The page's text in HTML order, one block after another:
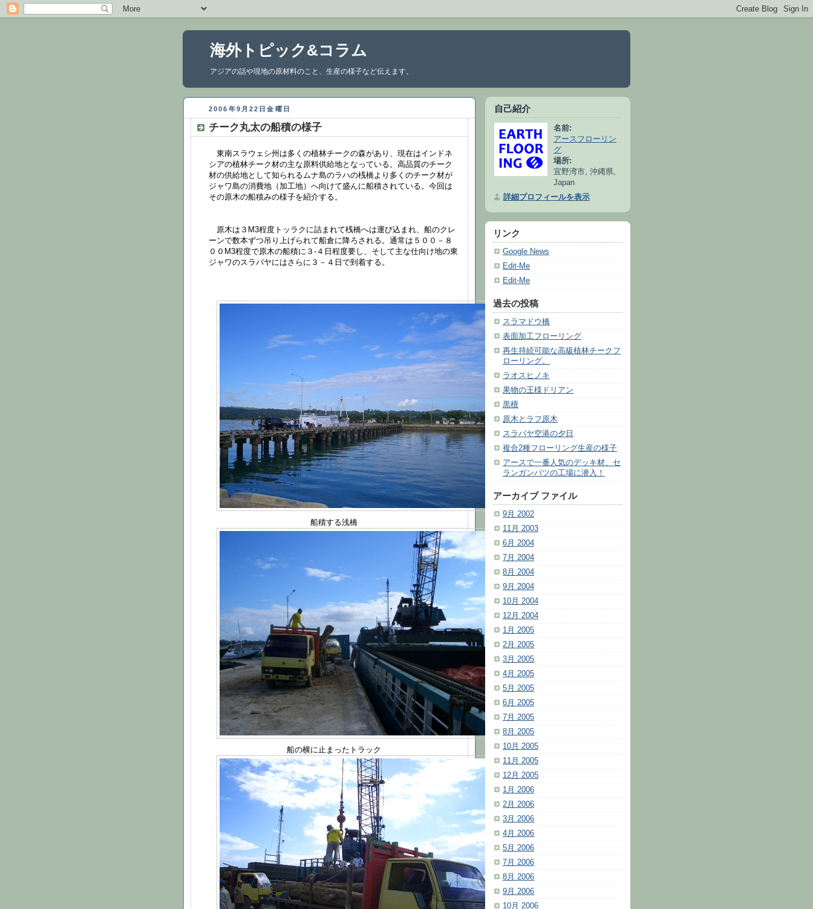
海外トピック&コラム
アジアの話や現地の原材料のこと、生産の様子など伝えます。
2006年9月22日金曜日
チーク丸太の船積の様子
東南スラウェシ州は多くの植林チークの森があり、現在はインドネ
シアの植林チーク材の主な原料供給地となっている。高品質のチーク
材の供給地として知られるムナ島のラハの桟橋より多くのチーク材が
ジャワ島の消費地（加工地）へ向けて盛んに船積されている。今回は
その原木の船積みの様子を紹介する。
原木は３M3程度トッラクに詰まれて桟橋へは運び込まれ、船のクレ
ーンで数本ずつ吊り上げられて船倉に降ろされる。通常は５００－８
００M3程度で原木の船積に３-４日程度要し、そして主な仕向け地の東
ジャワのスラバヤにはさらに３－４日で到着する。
船積する浅橋
船の横に止まったトラック
自己紹介
名前:
アースフローリン
グ
場所:
宜野湾市, 沖縄県,
Japan
詳細プロフィールを表示
リンク
Google News
Edit-Me
Edit-Me
過去の投稿
スラマドウ橋
表面加工フローリング
再生持続可能な高級植林チークフ
ローリング。
ラオスヒノキ
果物の王様ドリアン
黒檀
原木とラフ原木
スラバヤ空港の夕日
複合2種フローリング生産の様子
アースで一番人気のデッキ材、セ
ランガンバツの工場に潜入！
アーカイブ ファイル
9月 2002
11月 2003
6月 2004
7月 2004
8月 2004
9月 2004
10月 2004
12月 2004
1月 2005
2月 2005
3月 2005
4月 2005
5月 2005
6月 2005
7月 2005
8月 2005
10月 2005
11月 2005
12月 2005
1月 2006
2月 2006
3月 2006
4月 2006
5月 2006
7月 2006
8月 2006
9月 2006
10月 2006